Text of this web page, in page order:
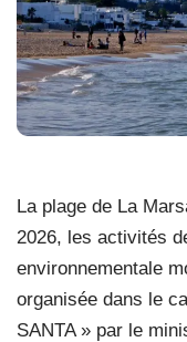
La plage de La
2026, les activités
environnementale
organisée dans le
SANTA » par le